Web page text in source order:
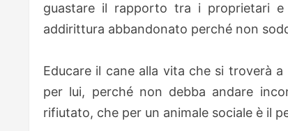
guastare il rapporto tra i proprietari
addirittura abbandonato perché non
Educare il cane alla vita che si troverà
per lui, perché non debba andare
rifiutato, che per un animale sociale è il